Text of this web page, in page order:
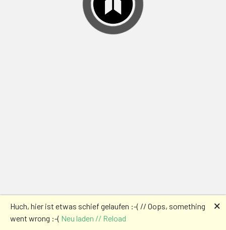
Huch, hier ist etwas schief gelaufen :-( // Oops, something
went wrong :-( Neu laden // Reload
🗙